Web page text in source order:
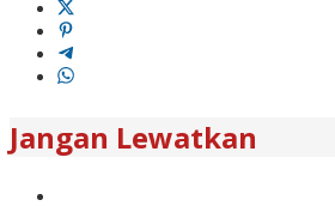
Jangan Lewatkan